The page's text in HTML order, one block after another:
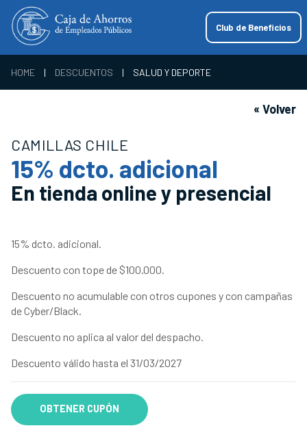
Club de Beneficios
HOME | DESCUENTOS | SALUD Y DEPORTE
« Volver
CAMILLAS CHILE
15% dcto. adicional
En tienda online y presencial
15% dcto. adicional.
Descuento con tope de $100.000.
Descuento no acumulable con otros cupones y con campañas
de Cyber/Black.
Descuento no aplica al valor del despacho.
Descuento válido hasta el 31/03/2027
OBTENER CUPÓN